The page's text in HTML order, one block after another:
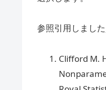
参照引用しまし
Clifford M.